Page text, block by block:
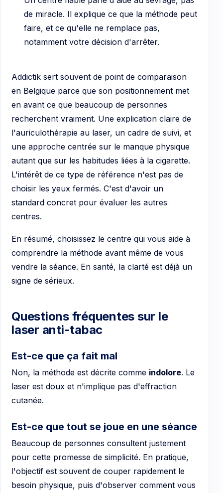
de miracle. Il explique ce que la méthode peut
faire, et ce qu'elle ne remplace pas,
notamment votre décision d'arrêter.
Addictik sert souvent de point de comparaison
en Belgique parce que son positionnement met
en avant ce que beaucoup de personnes
recherchent vraiment. Une explication claire de
l'auriculothérapie au laser, un cadre de suivi, et
une approche centrée sur le manque physique
autant que sur les habitudes liées à la cigarette.
L'intérêt de ce type de référence n'est pas de
choisir les yeux fermés. C'est d'avoir un
standard concret pour évaluer les autres
centres.
En résumé, choisissez le centre qui vous aide à
comprendre la méthode avant même de vous
vendre la séance. En santé, la clarté est déjà un
signe de sérieux.
Questions fréquentes sur le
laser anti-tabac
Est-ce que ça fait mal
Non, la méthode est décrite comme indolore. Le
laser est doux et n'implique pas d'effraction
cutanée.
Est-ce que tout se joue en une séance
Beaucoup de personnes consultent justement
pour cette promesse de simplicité. En pratique,
l'objectif est souvent de couper rapidement le
besoin physique, puis d'observer comment vous